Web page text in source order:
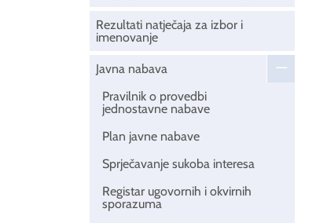
Rezultati natječaja za izbor i
imenovanje
Javna nabava
Pravilnik o provedbi
jednostavne nabave
Plan javne nabave
Sprječavanje sukoba interesa
Registar ugovornih i okvirnih
sporazuma